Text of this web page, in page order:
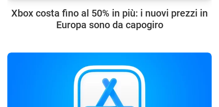
Xbox costa fino al 50% in più: i nuovi prezzi in
Europa sono da capogiro